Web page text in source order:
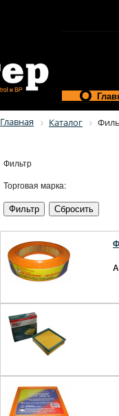
Главная Каталог
Фильтр
Торговая марка: